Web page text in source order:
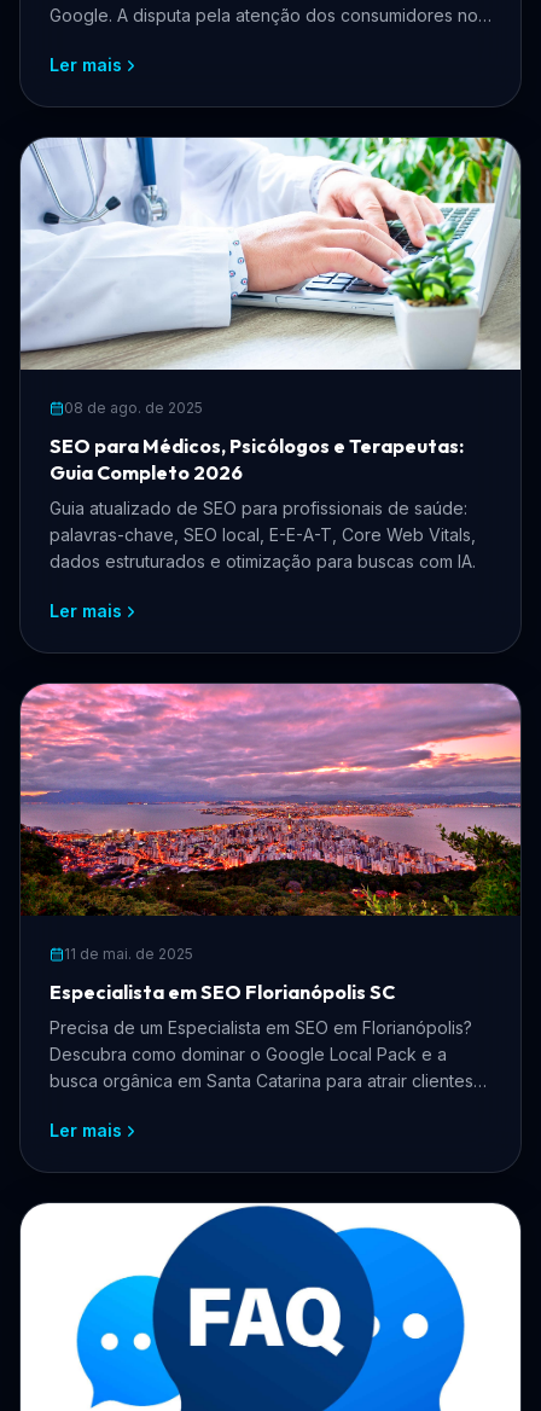
Google. A disputa pela atenção dos consumidores no
Ler mais
08 de ago. de 2025
SEO para Médicos, Psicólogos e Terapeutas:
Guia Completo 2026
Guia atualizado de SEO para profissionais de saúde:
palavras-chave, SEO local, E-E-A-T, Core Web Vitals,
dados estruturados e otimização para buscas com IA.
Ler mais
11 de mai. de 2025
Especialista em SEO Florianópolis SC
Precisa de um Especialista em SEO em Florianópolis?
Descubra como dominar o Google Local Pack e a
busca orgânica em Santa Catarina para atrair clientes
Ler mais